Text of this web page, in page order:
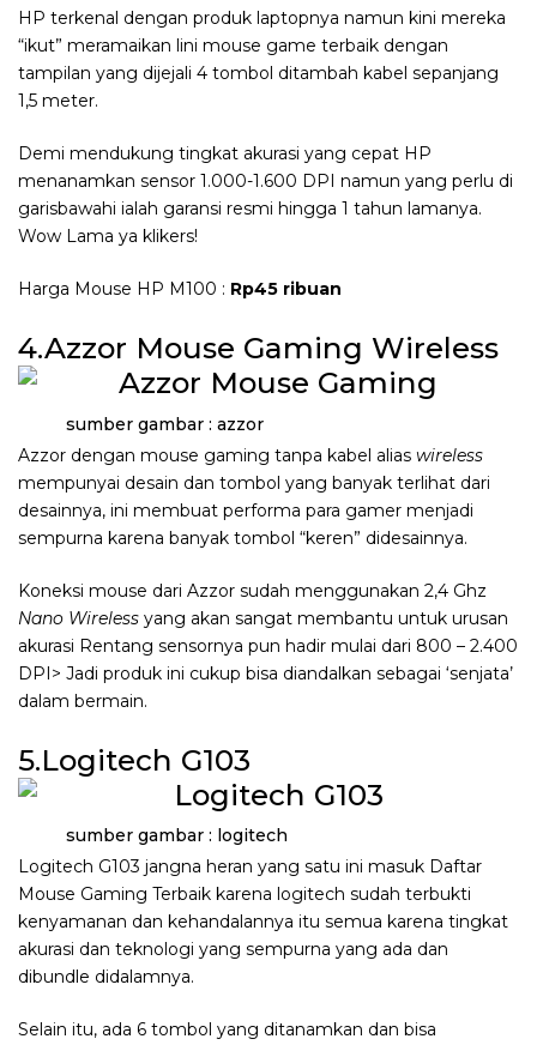
HP terkenal dengan produk laptopnya namun kini mereka
“ikut” meramaikan lini mouse game terbaik dengan
tampilan yang dijejali 4 tombol ditambah kabel sepanjang
1,5 meter.
Demi mendukung tingkat akurasi yang cepat HP
menanamkan sensor 1.000-1.600 DPI namun yang perlu di
garisbawahi ialah garansi resmi hingga 1 tahun lamanya.
Wow Lama ya klikers!
Harga Mouse HP M100 : Rp45 ribuan
4.Azzor Mouse Gaming Wireless
sumber gambar : azzor
Azzor dengan mouse gaming tanpa kabel alias wireless
mempunyai desain dan tombol yang banyak terlihat dari
desainnya, ini membuat performa para gamer menjadi
sempurna karena banyak tombol “keren” didesainnya.
Koneksi mouse dari Azzor sudah menggunakan 2,4 Ghz
Nano Wireless yang akan sangat membantu untuk urusan
akurasi Rentang sensornya pun hadir mulai dari 800 – 2.400
DPI> Jadi produk ini cukup bisa diandalkan sebagai ‘senjata’
dalam bermain.
5.Logitech G103
sumber gambar : logitech
Logitech G103 jangna heran yang satu ini masuk Daftar
Mouse Gaming Terbaik karena logitech sudah terbukti
kenyamanan dan kehandalannya itu semua karena tingkat
akurasi dan teknologi yang sempurna yang ada dan
dibundle didalamnya.
Selain itu, ada 6 tombol yang ditanamkan dan bisa